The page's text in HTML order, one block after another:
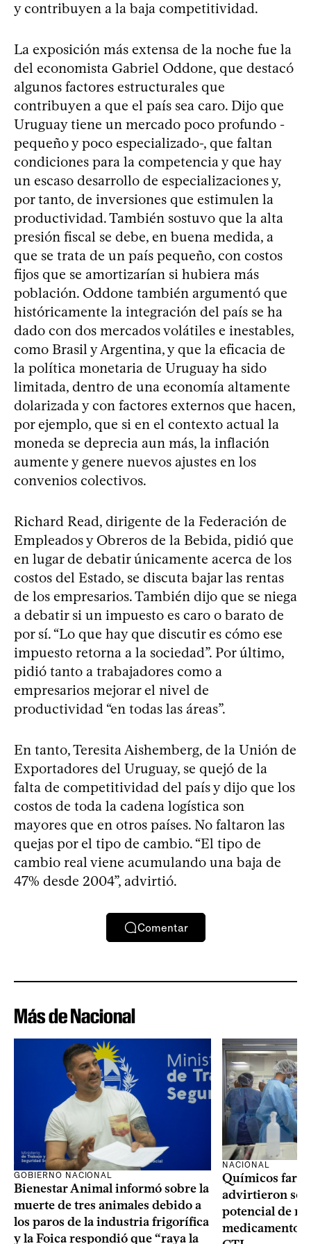
y contribuyen a la baja competitividad.
La exposición más extensa de la noche fue la
del economista Gabriel Oddone, que destacó
algunos factores estructurales que
contribuyen a que el país sea caro. Dijo que
Uruguay tiene un mercado poco profundo -
pequeño y poco especializado-, que faltan
condiciones para la competencia y que hay
un escaso desarrollo de especializaciones y,
por tanto, de inversiones que estimulen la
productividad. También sostuvo que la alta
presión fiscal se debe, en buena medida, a
que se trata de un país pequeño, con costos
fijos que se amortizarían si hubiera más
población. Oddone también argumentó que
históricamente la integración del país se ha
dado con dos mercados volátiles e inestables,
como Brasil y Argentina, y que la eficacia de
la política monetaria de Uruguay ha sido
limitada, dentro de una economía altamente
dolarizada y con factores externos que hacen,
por ejemplo, que si en el contexto actual la
moneda se deprecia aun más, la inflación
aumente y genere nuevos ajustes en los
convenios colectivos.
Richard Read, dirigente de la Federación de
Empleados y Obreros de la Bebida, pidió que
en lugar de debatir únicamente acerca de los
costos del Estado, se discuta bajar las rentas
de los empresarios. También dijo que se niega
a debatir si un impuesto es caro o barato de
por sí. “Lo que hay que discutir es cómo ese
impuesto retorna a la sociedad”. Por último,
pidió tanto a trabajadores como a
empresarios mejorar el nivel de
productividad “en todas las áreas”.
En tanto, Teresita Aishemberg, de la Unión de
Exportadores del Uruguay, se quejó de la
falta de competitividad del país y dijo que los
costos de toda la cadena logística son
mayores que en otros países. No faltaron las
quejas por el tipo de cambio. “El tipo de
cambio real viene acumulando una baja de
47% desde 2004”, advirtió.
Comentar
Más de Nacional
GOBIERNO NACIONAL
Bienestar Animal informó sobre la
muerte de tres animales debido a
los paros de la industria frigorífica
y la Foica respondió que “raya la
NACIONAL
Químicos
advirtieron
potencial de
medicamentos